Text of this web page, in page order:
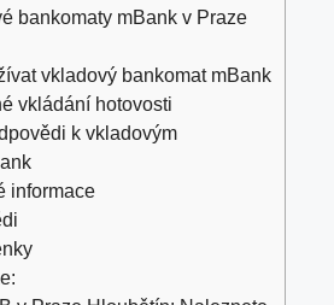
bankomaty mBank v Praze
vkladový bankomat mBank
vkládání hotovosti
k vkladovým
‍informace